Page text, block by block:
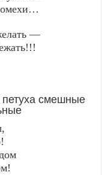
—
смешные